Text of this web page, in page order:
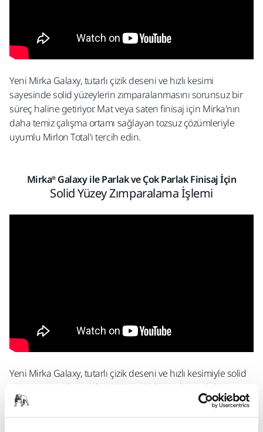
Yeni Mirka Galaxy, tutarlı çizik deseni ve hızlı kesimi
sayesinde solid yüzeylerin zımparalanmasını sorunsuz bir
süreç haline getiriyor. Mat veya saten finisaj için Mirka'nın
daha temiz çalışma ortamı sağlayan tozsuz çözümleriyle
uyumlu Mirlon Total'ı tercih edin.
Mirka® Galaxy ile Parlak ve Çok Parlak Finisaj İçin
Solid Yüzey Zımparalama İşlemi
Yeni Mirka Galaxy, tutarlı çizik deseni ve hızlı kesimiyle solid
yüzey zımparalama işlemi için verimli ve zahmetsiz bir
seçimdir. Özellikle daha ince kumlarla, nemli zımparalama